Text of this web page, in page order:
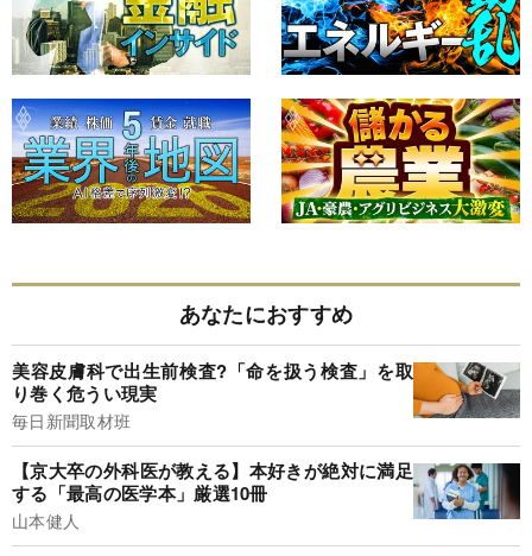
あなたにおすすめ
美容皮膚科で出生前検査?「命を扱う検査」を取
り巻く危うい現実
毎日新聞取材班
【京大卒の外科医が教える】本好きが絶対に満足
する「最高の医学本」厳選10冊
山本健人